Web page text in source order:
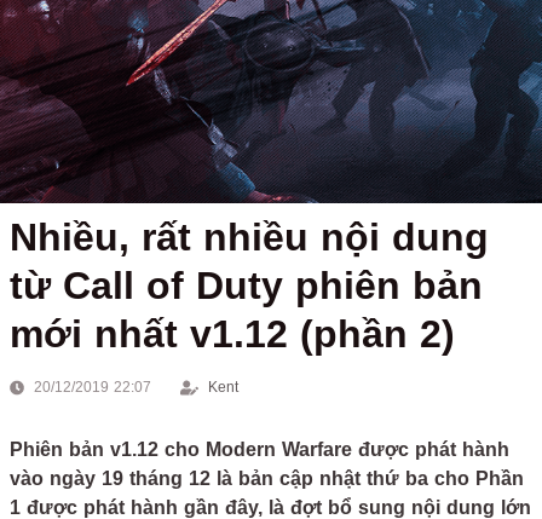
Nhiều, rất nhiều nội dung
từ Call of Duty phiên bản
mới nhất v1.12 (phần 2)
20/12/2019 22:07 Kent
Phiên bản v1.12 cho Modern Warfare được phát hành
vào ngày 19 tháng 12 là bản cập nhật thứ ba cho Phần
1 được phát hành gần đây, là đợt bổ sung nội dung lớn